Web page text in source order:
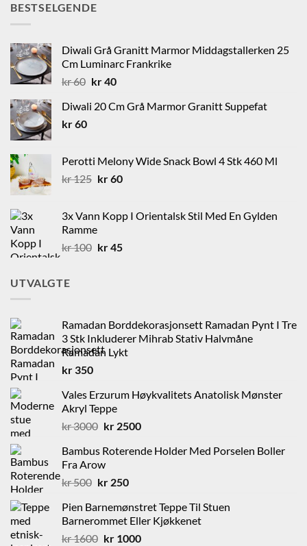
BESTSELGENDE
Diwali Grå Granitt Marmor Middagstallerken 25
Cm Luminarc Frankrike
kr60 Opprinnelig
var:
kr40Nåværende
er:
Diwali 20 Cm Grå Marmor Granitt Suppefat
kr60
Perotti Melony Wide Snack Bowl 4 Stk 460 Ml
kr125 Opprinnelig
kr 125.
kr60Nåværende
kr 60.
3x Vann Kopp I Orientalsk Stil Med En Gylden
Ramme
kr100 Opprinnelig
kr45Nåværende
UTVALGTE
Ramadan Borddekorasjonsett Ramadan Pynt I Tre
3 Stk Inkluderer Mihrab Stativ Halvmåne
Ramadan Lykt
kr 350
Vales Erzurum Høykvalitets Anatolisk Mønster
Akryl Teppe
kr3000 Opprinnelig
var:
kr 3000.
kr2500Nåværende
er:
Bambus Roterende Holder Med Porselen Boller
Fra Arow
kr500 Opprinnelig
var:
kr 500.
kr250Nåværende
er:
kr 250.
Pien Barnemønstret Teppe Til Stuen
Barnerommet Eller Kjøkkenet
kr1600 Opprinnelig
kr1000Nåværende